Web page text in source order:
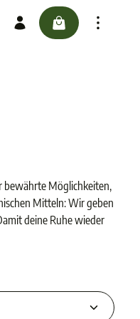
bewährte Möglichkeiten,
Mitteln: Wir geben
deine Ruhe wieder